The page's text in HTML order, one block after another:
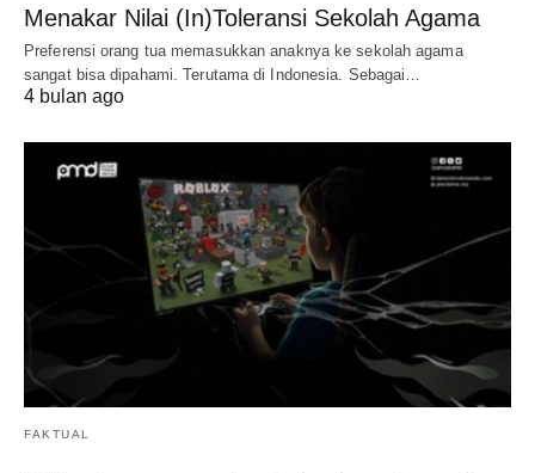
Menakar Nilai (In)Toleransi Sekolah Agama
Preferensi orang tua memasukkan anaknya ke sekolah agama
sangat bisa dipahami. Terutama di Indonesia. Sebagai…
4 bulan ago
FAKTUAL